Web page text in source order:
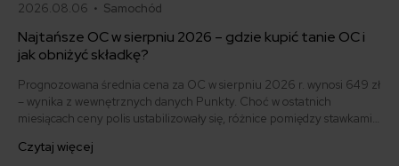
2026.08.06 • Samochód
Najtańsze OC w sierpniu 2026 – gdzie kupić tanie OC i
jak obniżyć składkę?
Prognozowana średnia cena za OC w sierpniu 2026 r. wynosi 649 zł
– wynika z wewnętrznych danych Punkty. Choć w ostatnich
miesiącach ceny polis ustabilizowały się, różnice pomiędzy stawkami
500 zł, inni – powyżej 1500 zł. Gdzie znaleźć najtańsze OC w Polsce
Czytaj więcej